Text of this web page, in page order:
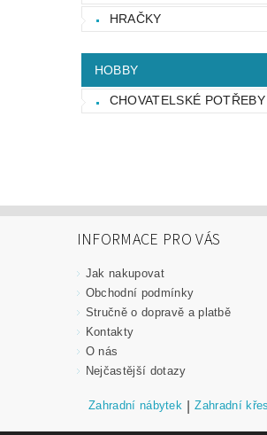
HRAČKY
HOBBY
CHOVATELSKÉ POTŘEBY
INFORMACE PRO VÁS
Jak nakupovat
Obchodní podmínky
Stručně o dopravě a platbě
Kontakty
O nás
Nejčastější dotazy
Zahradní nábytek Zahradní